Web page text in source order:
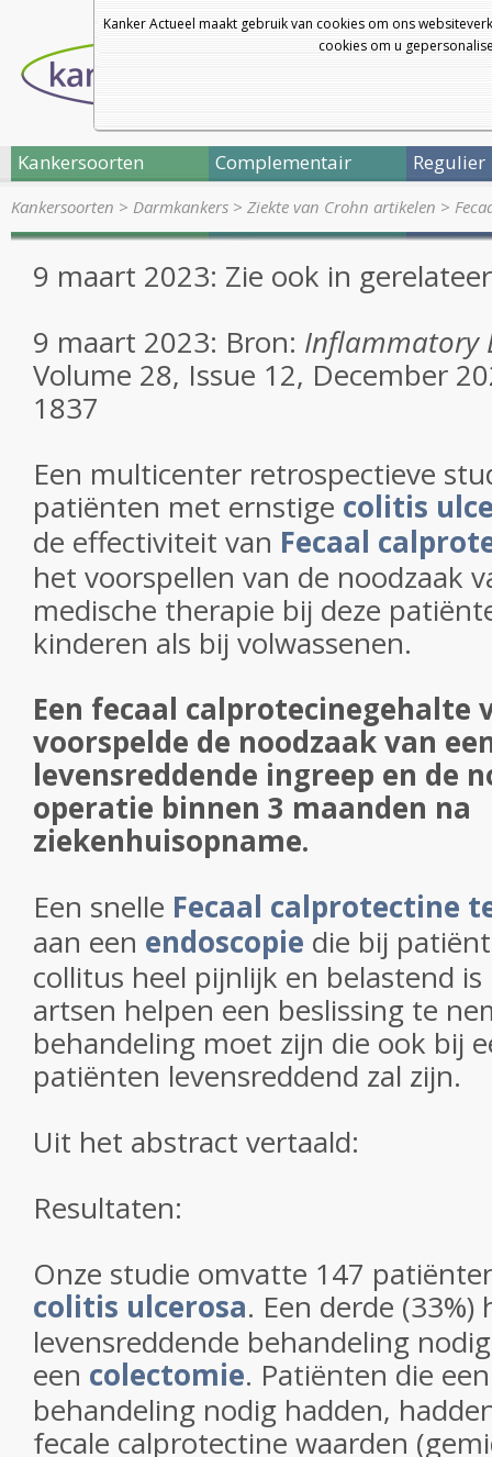
Kanker Actueel maakt gebruik van cookies om ons
cookies om u
Kankersoorten Complementair Regulier
Kankersoorten > Darmkankers > Ziekte van Crohn artikelen >
9 maart 2023: Zie ook in
9 maart 2023: Bron: Inflammatory
Volume 28, Issue 12, December
1837
Een multicenter retrospectieve
patiënten met ernstige colitis
de effectiviteit van Fecaal
het voorspellen van de noodzaak
medische therapie bij deze
kinderen als bij volwassenen.
Een fecaal calprotecinegehalte
voorspelde de noodzaak van
levensreddende ingreep en de
operatie binnen 3 maanden na
ziekenhuisopname.
Een snelle Fecaal calprotectine
aan een endoscopie die bij
collitus heel pijnlijk en belastend
artsen helpen een beslissing te
behandeling moet zijn die ook bij
patiënten levensreddend zal zijn.
Uit het abstract vertaald:
Resultaten:
Onze studie omvatte 147
colitis ulcerosa. Een derde (33%)
levensreddende behandeling
een colectomie. Patiënten die
behandeling nodig hadden,
fecale calprotectine waarden